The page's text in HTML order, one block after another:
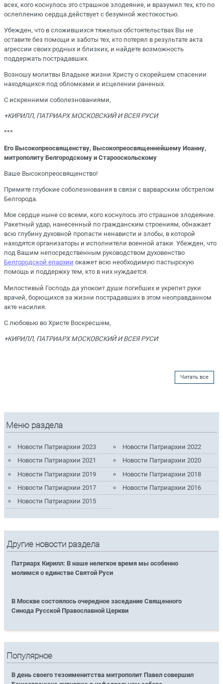
всех, кого коснулось это страшное злодеяние, и вразумил тех, кто по
ослеплению сердца действует с безумной жестокостью.
Убежден, что в сложившихся тяжелых обстоятельствах Вы не
оставите без помощи и заботы тех, кто потерял в результате акта
агрессии своих родных и близких, и найдете возможность
поддержать пострадавших.
Возношу молитвы Владыке жизни Христу о скорейшем спасении
находящихся под обломками и исцелении раненых.
С искренними соболезнованиями,
+КИРИЛЛ, ПАТРИАРХ МОСКОВСКИЙ И ВСЕЯ РУСИ
***
Его Высокопреосвященству, Высокопреосвященнейшему Иоанну,
митрополиту Белгородскому и Старооскольскому
Ваше Высокопреосвященство!
Примите глубокие соболезнования в связи с варварским обстрелом
Белгорода.
Мое сердце ныне со всеми, кого коснулось это страшное злодеяние.
Ракетный удар, нанесенный по гражданским строениям, обнажает
всю глубину духовной пропасти ненависти и злобы, в которой
находятся организаторы и исполнители военной атаки. Убежден, что
под Вашим непосредственным руководством духовенство
Белгородской епархии окажет всю необходимую пастырскую
помощь и поддержку тем, кто в них нуждается.
Милостивый Господь да упокоит души погибших и укрепит руки
врачей, борющихся за жизни пострадавших в этом неоправданном
акте насилия.
С любовью во Христе Воскресшем,
+КИРИЛЛ, ПАТРИАРХ МОСКОВСКИЙ И ВСЕЯ РУСИ
Читать все
Меню раздела
Новости Патриархии 2023
Новости Патриархии 2022
Новости Патриархии 2021
Новости Патриархии 2020
Новости Патриархии 2019
Новости Патриархии 2018
Новости Патриархии 2017
Новости Патриархии 2016
Новости Патриархии 2015
Другие новости раздела
Патриарх Кирилл: В наше нелегкое время мы особенно
молимся о единстве Святой Руси
В Москве состоялось очередное заседание Священного
Синода Русской Православной Церкви
Популярное
В день своего тезоименитства митрополит Павел совершил